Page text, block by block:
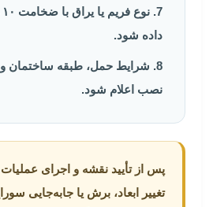
داده شود.
شرایط حمل، طبقه
نصب اعلام شود.
پس از تأیید نقشه و اجرای
تغییر ابعاد، برش یا جابه‌جایی